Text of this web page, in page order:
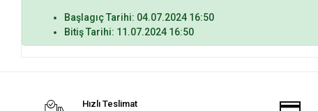
Başlagıç Tarihi: 04.07.2024 16:50
Bitiş Tarihi: 11.07.2024 16:50
Hızlı Teslimat